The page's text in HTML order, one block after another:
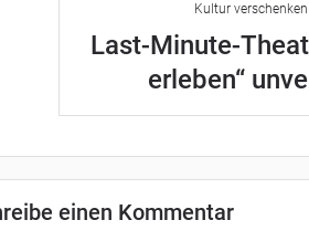
Kultur
Last-Minute-
erleben“
einen Kommentar